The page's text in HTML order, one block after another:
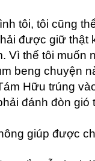
tôi, tôi cũng
được giữ thật
Vì thế tôi muốn
beng chuyện
Hữu trúng
đánh đòn gió
giúp được